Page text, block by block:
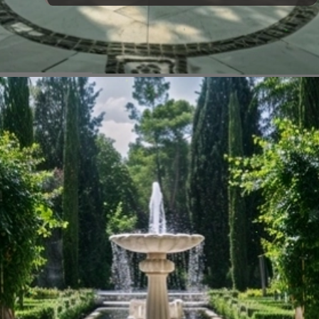
Đang mở https://vietnamxua.edu.vn/thiet-ke-nha-vuon-1000m2